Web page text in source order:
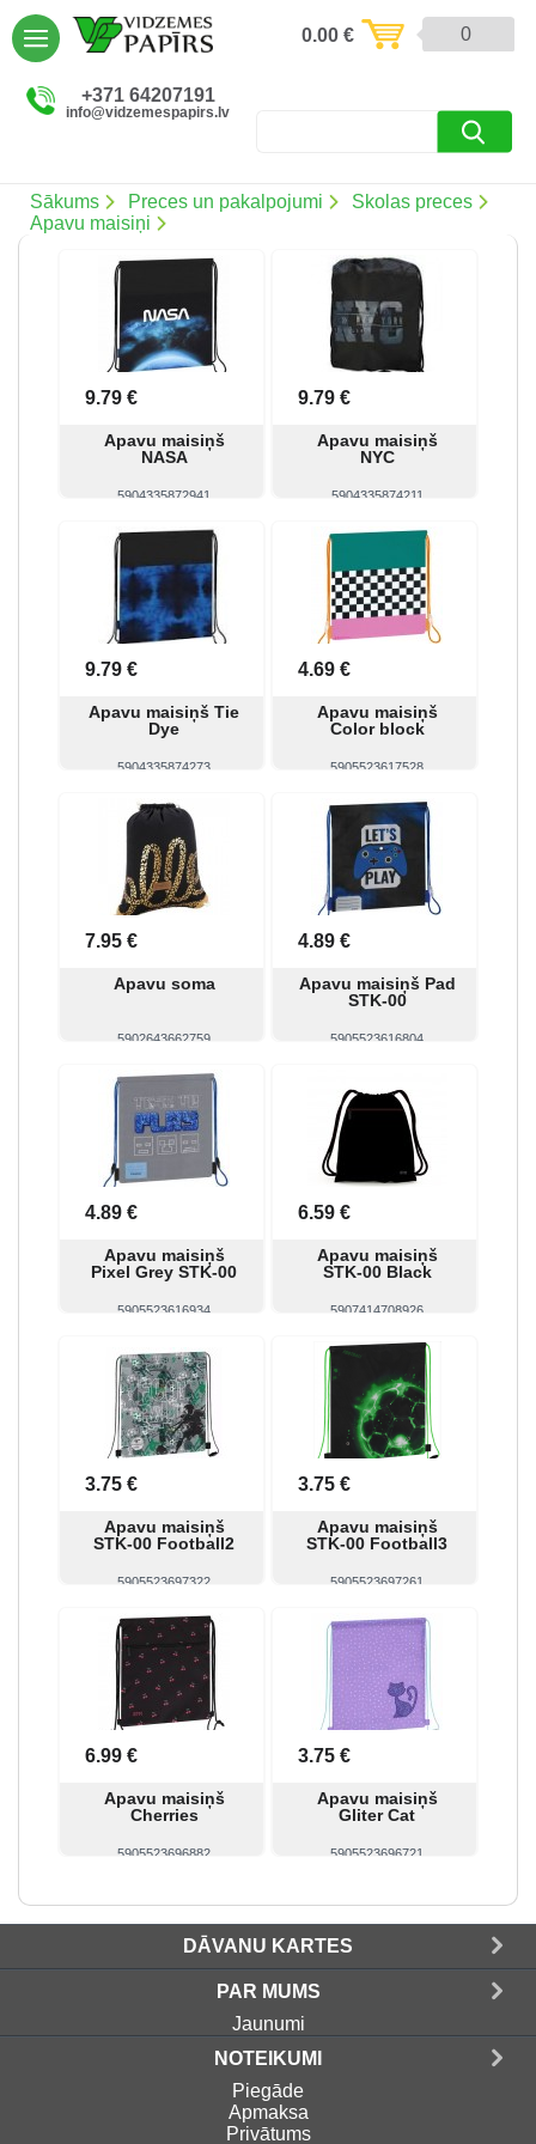
+371 64207191
info@vidzemespapirs.lv
0
0.00€
Sākums Preces un pakalpojumi
Skolas preces
Apavu maisiņi
9.79 €
Apavu maisiņš
NASA
5904335872941
Skatīt Pirkt
9.79 €
Apavu maisiņš
NYC
5904335874211
Skatīt Pirkt
9.79 €
Apavu maisiņš Tie
Dye
5904335874273
Skatīt
4.69 €
Apavu maisiņš
Color block
5905523617528
Skatīt Pirkt
7.95 €
Apavu soma
5902643662759
Skatīt Pirkt
4.89 €
Apavu maisiņš Pad
STK-00
5905523616804
4.89 €
Apavu maisiņš
Pixel Grey STK-00
5905523616934
6.59 €
Apavu maisiņš
STK-00 Black
5907414708926
Skatīt Pirkt
3.75 €
Apavu maisiņš
STK-00 Football2
5905523697322
Skatīt Pirkt
3.75 €
Apavu maisiņš
STK-00 Football3
5905523697261
Skatīt Pirkt
6.99 €
Apavu maisiņš
Cherries
5905523696882
3.75 €
Apavu maisiņš
Gliter Cat
5905523696721
DĀVANU KARTES
PAR MUMS
Jaunumi
NOTEIKUMI
Piegāde
Apmaksa
Privātums
AIZVĒRT
Atlaides (12)
Reģistrēties